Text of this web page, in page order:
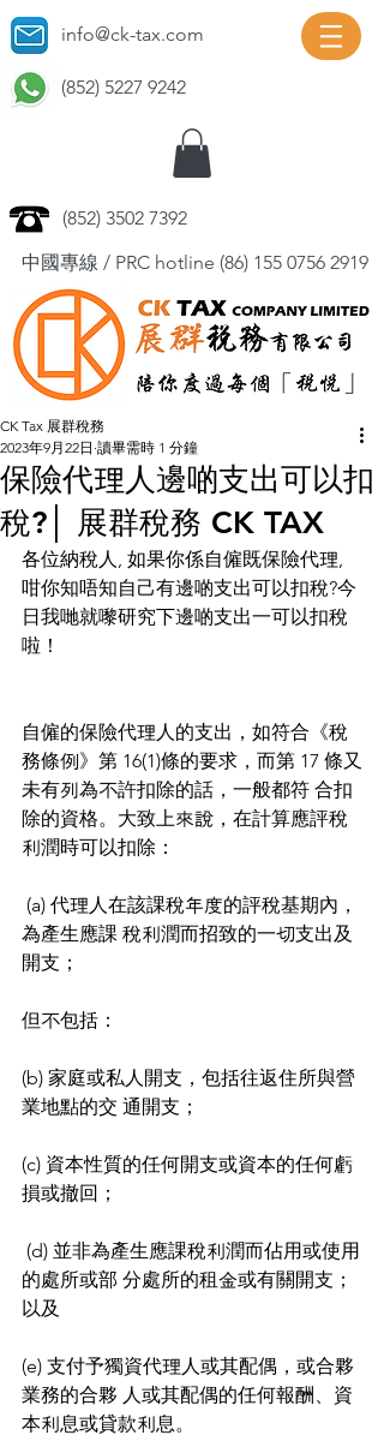
info@ck-tax.com
(852) 5227 9242
(852) 3502 7392
中國專線 / PRC hotline (86) 155 0756 2919
保險代理人邊啲支出可以扣
稅?│ 展群稅務 CK TAX
CK Tax 展群稅務
2023年9月22日 讀畢需時 1 分鐘
各位納稅人, 如果你係自僱既保險代理,
咁你知唔知自己有邊啲支出可以扣稅?今
日我哋就嚟研究下邊啲支出一可以扣稅
啦！
自僱的保險代理人的支出，如符合《稅
務條例》第 16(1)條的要求，而第 17 條又
未有列為不許扣除的話，一般都符 合扣
除的資格。大致上來說，在計算應評稅
利潤時可以扣除：
為產生應課 稅利潤而招致的一切支出及
開支；
但不包括：
(b) 家庭或私人開支，包括往返住所與營
業地點的交 通開支；
(c) 資本性質的任何開支或資本的任何虧
損或撤回；
的處所或部 分處所的租金或有關開支；
以及
(e) 支付予獨資代理人或其配偶，或合夥
業務的合夥 人或其配偶的任何報酬、資
本利息或貸款利息。